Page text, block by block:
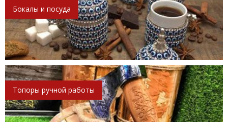
Бокалы и посуда
Топоры ручной работы